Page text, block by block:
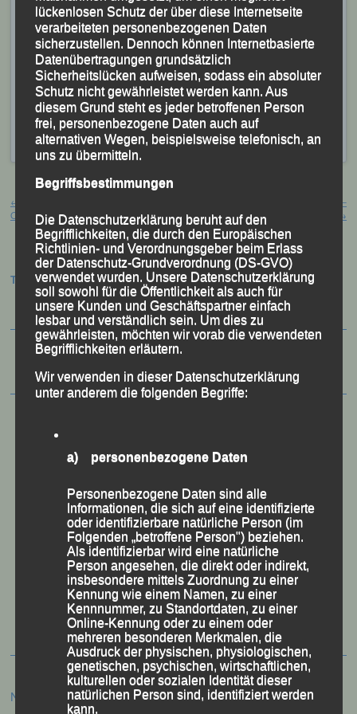
Das LG-Oldie-Duo (v.li.) Georg Eibl und Franz
Keifenheim
VeröffentlichtinAktuelles,Archiv 2023|Markiert mit
Keifenheim,Franziska Jäckel,Freudensee-Lauf ,
Freudenseelauf,Georg Eibl, Jonas Storch,Manfred Ammerl
Sarah Goller,Theresa Schachner,Tobias Schreindl
Beitragsnavigation
←
Oberhaus, 21.10.2023
39. Mainova Frankfurt Marathon –
Frankfurt, 29.10.2023
→
Termine:
50 Jahre LG Passau
Festzschrift
Neueste Beiträge
lückenlosen Schutz der über diese Internetseite
verarbeiteten personenbezogenen Daten
sicherzustellen. Dennoch können Internetbasierte
Datenübertragungen grundsätzlich
Sicherheitslücken aufweisen, sodass ein absoluter
Schutz nicht gewährleistet werden kann. Aus
diesem Grund steht es jeder betroffenen Person
frei, personenbezogene Daten auch auf
alternativen Wegen, beispielsweise telefonisch, an
uns zu übermitteln.
Begriffsbestimmungen
Die Datenschutzerklärung beruht auf den
Begrifflichkeiten, die durch den Europäischen
Richtlinien- und Verordnungsgeber beim Erlass
der Datenschutz-Grundverordnung (DS-GVO)
verwendet wurden. Unsere Datenschutzerklärung
soll sowohl für die Öffentlichkeit als auch für
unsere Kunden und Geschäftspartner einfach
lesbar und verständlich sein. Um dies zu
gewährleisten, möchten wir vorab die verwendeten
Begrifflichkeiten erläutern.
Wir verwenden in dieser Datenschutzerklärung
unter anderem die folgenden Begriffe:
a) personenbezogene Daten
Personenbezogene Daten sind alle
Informationen, die sich auf eine identifizierte
oder identifizierbare natürliche Person (im
Folgenden „betroffene Person") beziehen.
Als identifizierbar wird eine natürliche
Person angesehen, die direkt oder indirekt,
insbesondere mittels Zuordnung zu einer
Kennung wie einem Namen, zu einer
Kennnummer, zu Standortdaten, zu einer
Online-Kennung oder zu einem oder
mehreren besonderen Merkmalen, die
Ausdruck der physischen, physiologischen,
genetischen, psychischen, wirtschaftlichen,
kulturellen oder sozialen Identität dieser
natürlichen Person sind, identifiziert werden
kann.